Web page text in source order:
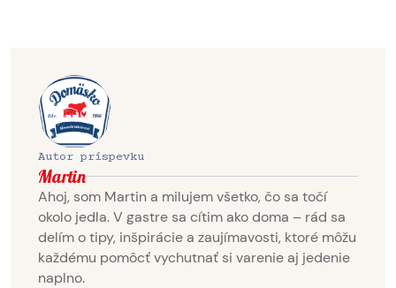
Autor príspevku
Martin
Ahoj, som Martin a milujem všetko, čo sa točí
okolo jedla. V gastre sa cítim ako doma – rád sa
delím o tipy, inšpirácie a zaujímavosti, ktoré môžu
každému pomôcť vychutnať si varenie aj jedenie
naplno.